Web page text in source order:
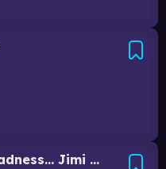
Music, Money, Madness… Jimi Hendrix Live In Maui